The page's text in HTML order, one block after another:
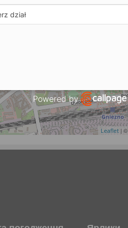
Leaflet | ©
Powered by
Open link in new window